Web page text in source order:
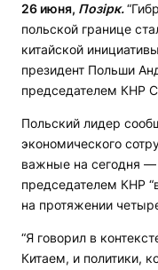
26 июня, Позірк.
польской границе
китайской
президент Польши
председателем КНР
Польский лидер
экономического
важные на сегодня —
председателем КНР
на протяжении
“Я говорил в
Китаем, и политики,